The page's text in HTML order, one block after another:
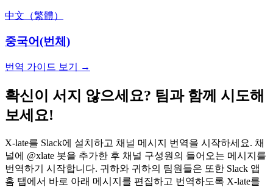
中文（繁體）
중국어(번체)
번역 가이드 보기 →
확신이 서지 않으세요? 팀과 함께 시도해
보세요!
X-late를 Slack에 설치하고 채널 메시지 번역을 시작하세요. 채
널에 @xlate 봇을 추가한 후 채널 구성원의 들어오는 메시지를
번역하기 시작합니다. 귀하와 귀하의 팀원들은 또한 Slack 앱
홈 탭에서 바로 아래 메시지를 편집하고 번역하도록 X-late를